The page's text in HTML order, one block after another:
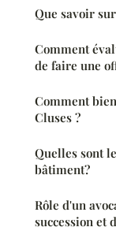
Que savoir
Comment
de faire une
Comment
Cluses ?
Quelles sont
bâtiment?
Rôle d'un
succession et